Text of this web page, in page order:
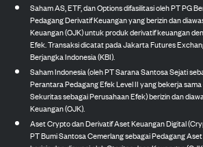
Saham AS, ETF, dan Options difasilitasi oleh PT PG
Pedagang Derivatif Keuangan yang berizin dan
Keuangan (OJK) untuk produk derivatif keuangan
Efek. Transaksi dicatat pada Jakarta Futures
Berjangka Indonesia (KBI).
Saham Indonesia (oleh PT Sarana Santosa Sejati
Perantara Pedagang Efek Level II yang bekerja
Sekuritas sebagai Perusahaan Efek) berizin dan
Keuangan (OJK).
Aset Crypto dan Derivatif Aset Keuangan Digital
PT Bumi Santosa Cemerlang sebagai Pedagang